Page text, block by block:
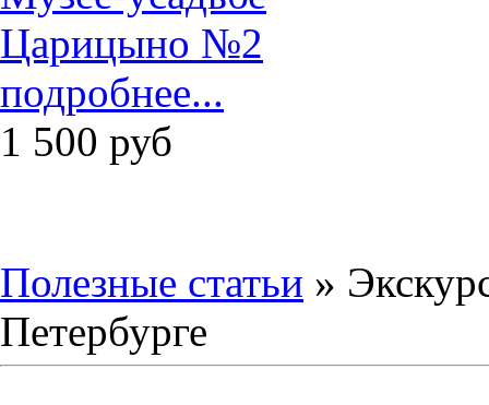
подробнее...
1 500 руб
Полезные статьи »
Петербурге